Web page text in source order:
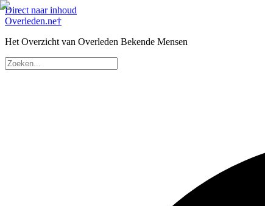
Direct naar inhoud
Overleden.ne†
Het Overzicht van Overleden Bekende Mensen